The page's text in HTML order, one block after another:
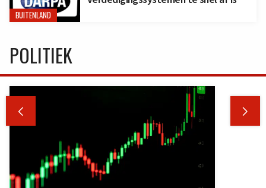
BUITENLAND
POLITIEK
 